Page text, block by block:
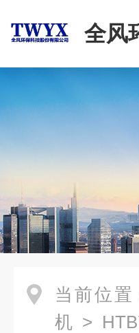
全风
当前位置
机 >